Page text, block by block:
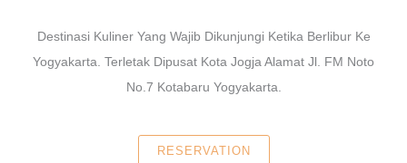
Destinasi Kuliner Yang Wajib Dikunjungi Ketika Berlibur Ke
Yogyakarta. Terletak Dipusat Kota Jogja Alamat Jl. FM Noto
No.7 Kotabaru Yogyakarta.
RESERVATION